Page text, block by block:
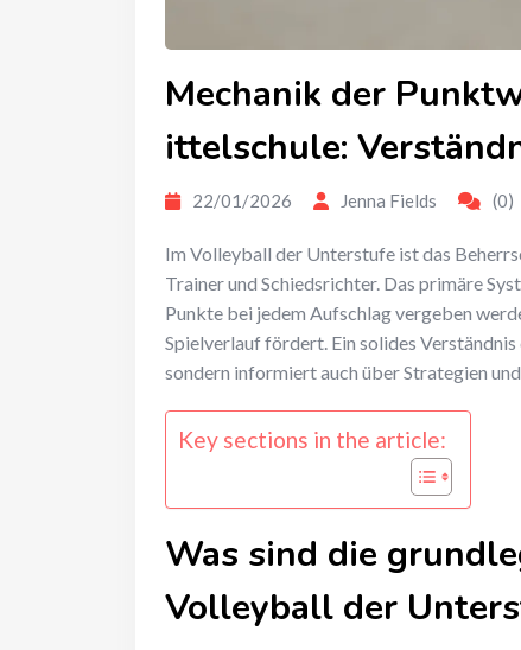
Mechanik der
ittelschule:
22/01/2026 Jenna Fields (0)
Im Volleyball der Unterstufe ist das
Trainer und Schiedsrichter. Das primäre
Punkte bei jedem Aufschlag vergeben
Spielverlauf fördert. Ein solides
sondern informiert auch über Strategien
Key sections in the article:
Was sind die
Volleyball der